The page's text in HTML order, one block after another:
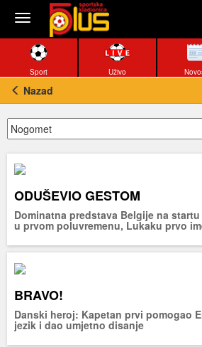
Toggle
navigation
Sport Uživo
Nazad
ODUŠEVIO GESTOM
Dominatna predstava Belgije na
u prvom poluvremenu, Lukaku prvo
BRAVO!
Danski heroj: Kapetan prvi pomogao
jezik i dao umjetno disanje